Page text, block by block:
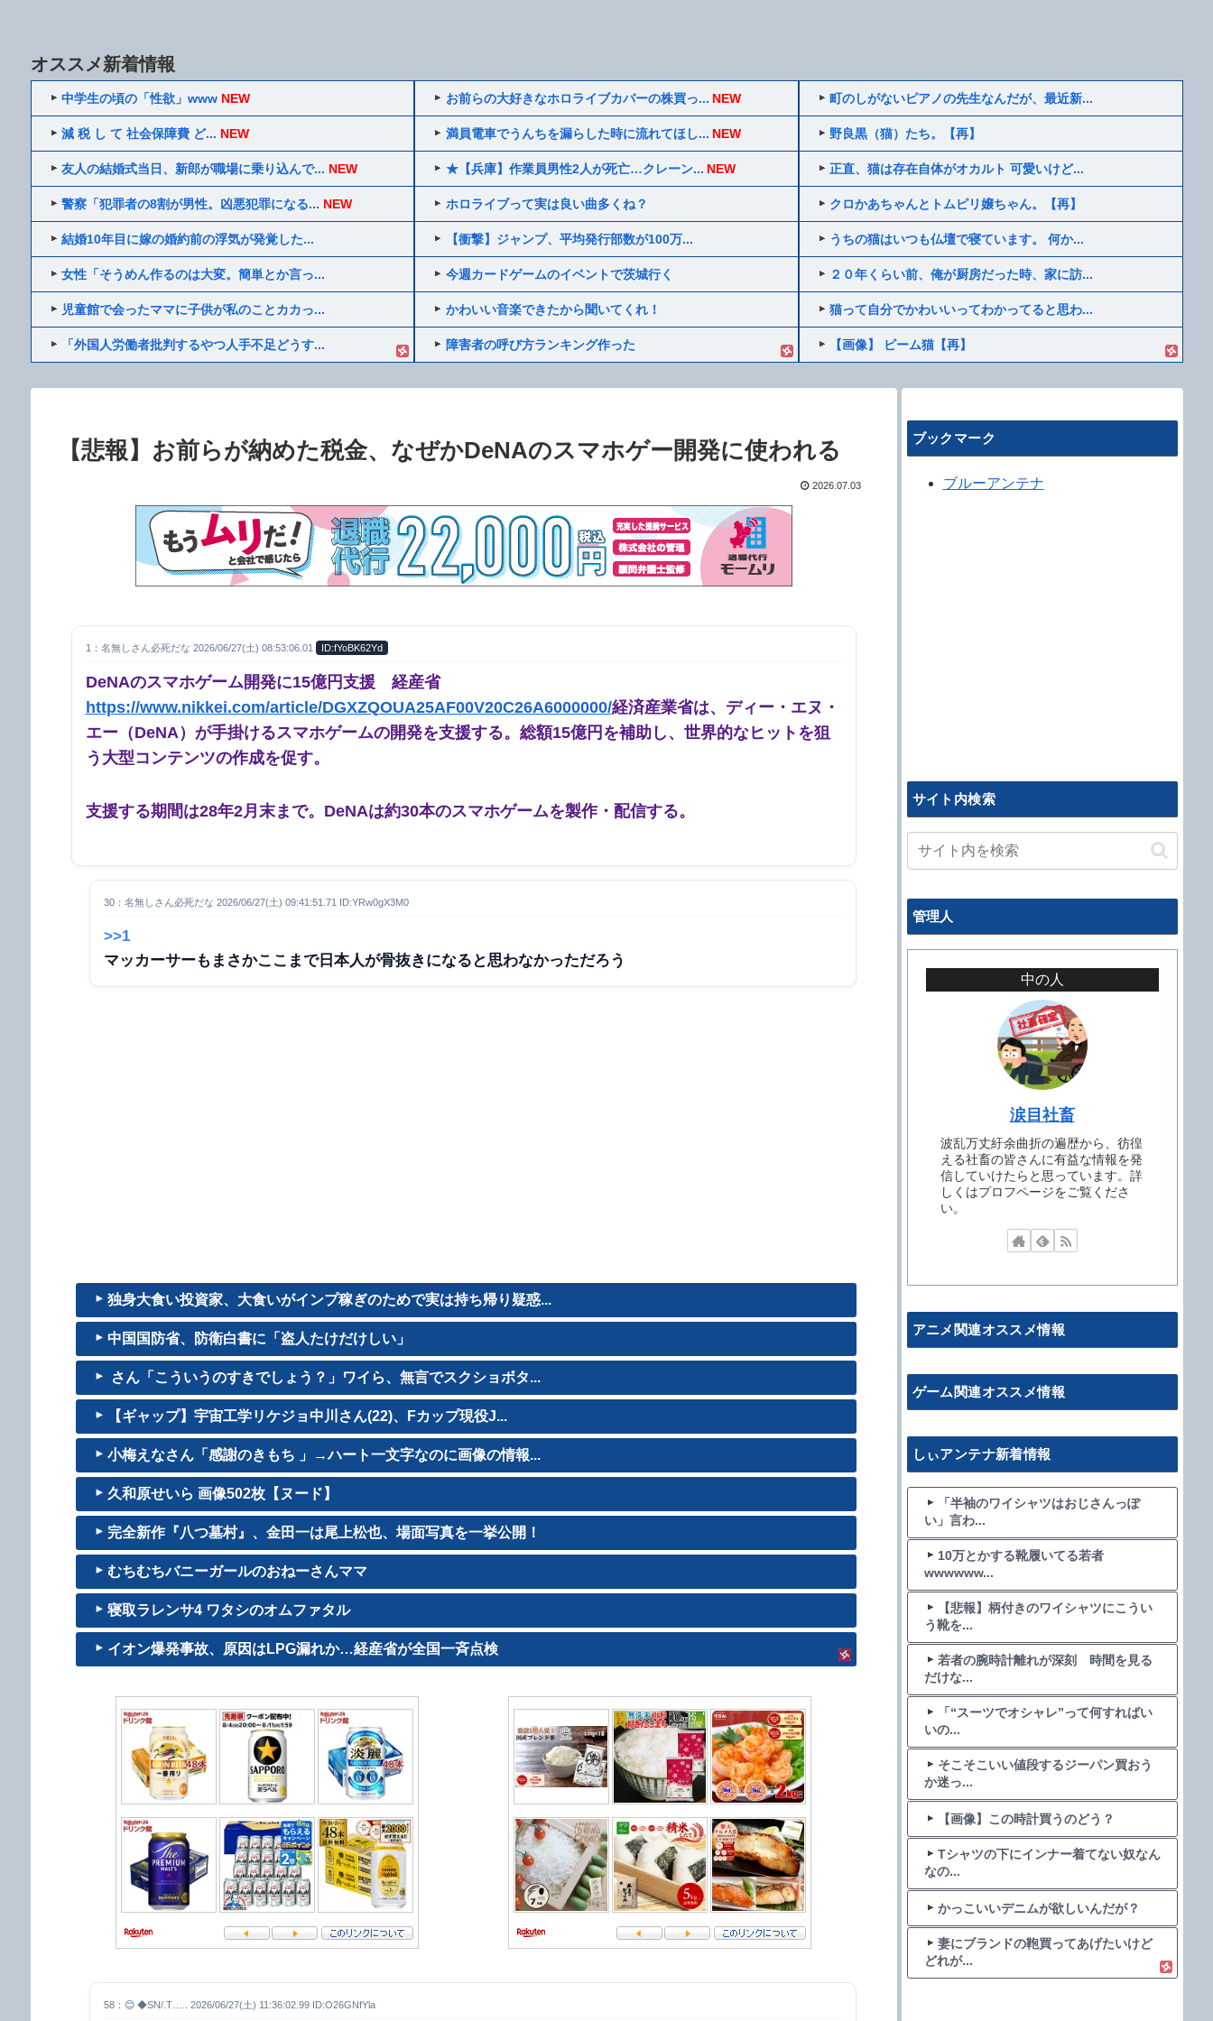
オススメ新着情報
中学生の頃の「性欲」www NEW
減 税 し て 社会保障費 ど... NEW
友人の結婚式当日、新郎が職場に乗り込んで... NEW
警察「犯罪者の8割が男性。凶悪犯罪になる... NEW
結婚10年目に嫁の婚約前の浮気が発覚した...
女性「そうめん作るのは大変。簡単とか言っ...
児童館で会ったママに子供が私のことカカっ...
「外国人労働者批判するやつ人手不足どうす...
お前らの大好きなホロライブカバーの株買っ... NEW
満員電車でうんちを漏らした時に流れてほし... NEW
★【兵庫】作業員男性2人が死亡…クレーン... NEW
ホロライブって実は良い曲多くね？
【衝撃】ジャンプ、平均発行部数が100万...
今週カードゲームのイベントで茨城行く
かわいい音楽できたから聞いてくれ！
障害者の呼び方ランキング作った
町のしがないピアノの先生なんだが、最近新...
野良黒（猫）たち。【再】
正直、猫は存在自体がオカルト 可愛いけど...
クロかあちゃんとトムピリ嬢ちゃん。【再】
うちの猫はいつも仏壇で寝ています。 何か...
２０年くらい前、俺が厨房だった時、家に訪...
猫って自分でかわいいってわかってると思わ...
【画像】 ビーム猫【再】
【悲報】お前らが納めた税金、なぜかDeNAのスマホゲー開発に使われる
2026.07.03
1：名無しさん必死だな 2026/06/27(土) 08:53:06.01 ID:fYoBK62Yd
DeNAのスマホゲーム開発に15億円支援 経産省
https://www.nikkei.com/article/DGXZQOUA25AF00V20C26A6000000/経済産業省は、ディー・エヌ・
エー（DeNA）が手掛けるスマホゲームの開発を支援する。総額15億円を補助し、世界的なヒットを狙
う大型コンテンツの作成を促す。
支援する期間は28年2月末まで。DeNAは約30本のスマホゲームを製作・配信する。
30：名無しさん必死だな 2026/06/27(土) 09:41:51.71 ID:YRw0gX3M0
>>1
マッカーサーもまさかここまで日本人が骨抜きになると思わなかっただろう
独身大食い投資家、大食いがインプ稼ぎのためで実は持ち帰り疑惑...
中国国防省、防衛白書に「盗人たけだけしい」
さん「こういうのすきでしょう？」ワイら、無言でスクショボタ...
【ギャップ】宇宙工学リケジョ中川さん(22)、Fカップ現役J...
小梅えなさん「感謝のきもち 」→ハート一文字なのに画像の情報...
久和原せいら 画像502枚【ヌード】
完全新作『八つ墓村』、金田一は尾上松也、場面写真を一挙公開！
むちむちバニーガールのおねーさんママ
寝取ラレンサ4 ワタシのオムファタル
イオン爆発事故、原因はLPG漏れか…経産省が全国一斉点検
58：😊 ◆SN/.T….. 2026/06/27(土) 11:36:02.99 ID:O26GNfYla
ブックマーク
ブルーアンテナ
サイト内検索
管理人
中の人
涙目社畜
波乱万丈紆余曲折の遍歴から、彷徨
える社畜の皆さんに有益な情報を発
信していけたらと思っています。詳
しくはプロフページをご覧くださ
い。
アニメ関連オススメ情報
ゲーム関連オススメ情報
しぃアンテナ新着情報
「半袖のワイシャツはおじさんっぽ
い」言わ...
10万とかする靴履いてる若者
wwwwww...
【悲報】柄付きのワイシャツにこうい
う靴を...
若者の腕時計離れが深刻 時間を見る
だけな...
「“スーツでオシャレ”って何すればい
いの...
そこそこいい値段するジーパン買おう
か迷っ...
【画像】この時計買うのどう？
Tシャツの下にインナー着てない奴なん
なの...
かっこいいデニムが欲しいんだが？
妻にブランドの鞄買ってあげたいけど
どれが...